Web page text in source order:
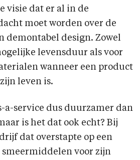
visie dat er al in de
moet worden over de
demontabel design. Zowel
levensduur als voor
wanneer een product
leven is.
a-service dus duurzamer dan
is het dat ook echt? Bij
dat overstapte op een
smeermiddelen voor zijn